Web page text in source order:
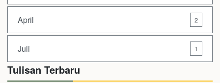
April 2
Juli 1
Tulisan Terbaru